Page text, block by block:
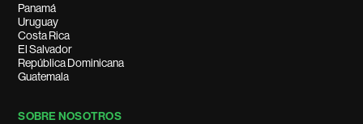
Panamá
Uruguay
Costa Rica
El Salvador
República Dominicana
Guatemala
SOBRE NOSOTROS